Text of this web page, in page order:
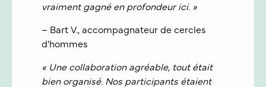
vraiment gagné en profondeur ici. »
– Bart V., accompagnateur de cercles
d'hommes
« Une collaboration agréable, tout était
bien organisé. Nos participants étaient